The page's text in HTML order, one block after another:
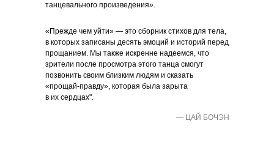
танцевального произведения».
«Прежде чем уйти» — это сборник стихов для тела,
в которых записаны десять эмоций и историй перед
прощанием. Мы также искренне надеемся, что
зрители после просмотра этого танца смогут
позвонить своим близким людям и сказать
«прощай-правду», которая была зарыта
в их сердцах".
— ЦАЙ БОЧЭН